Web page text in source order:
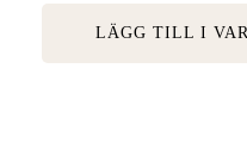
LÄGG TILL I